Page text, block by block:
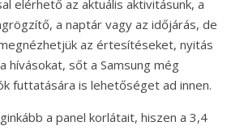
elérhető az aktuális aktivitásunk, a
a naptár vagy az időjárás, de
az értesítéseket, nyitás
hívásokat, sőt a Samsung még
futtatására is lehetőséget ad innen.
a panel korlátait, hiszen a 3,4